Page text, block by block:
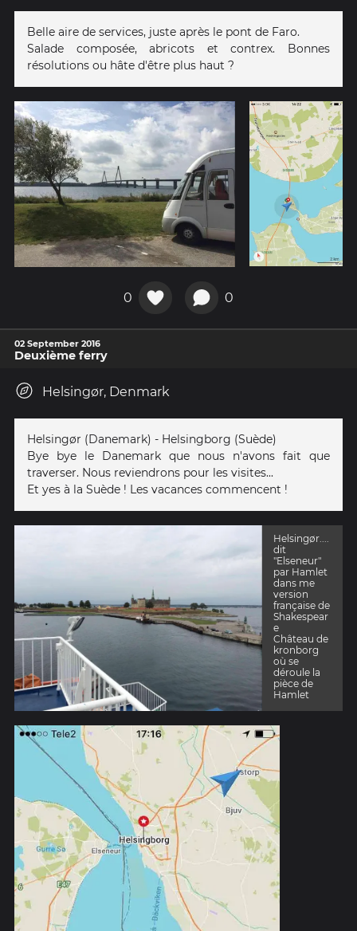
Belle aire de services, juste après le pont de Faro.
Salade composée, abricots et contrex. Bonnes
résolutions ou hâte d'être plus haut ?
0 0
02 September 2016
Deuxième ferry
Helsingør, Denmark
Helsingør (Danemark) - Helsingborg (Suède)
Bye bye le Danemark que nous n'avons fait que
traverser. Nous reviendrons pour les visites...
Et yes à la Suède ! Les vacances commencent !
Helsingør....
dit
"Elseneur"
par Hamlet
dans me
version
française de
Shakespear
e
Château de
kronborg
où se
déroule la
pièce de
Hamlet